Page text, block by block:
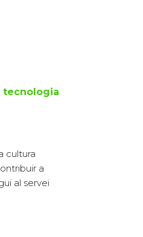
tecnologia
cultura
a
al servei